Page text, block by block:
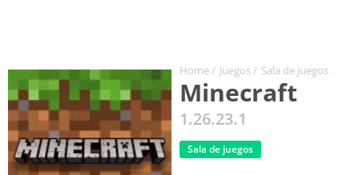
Home / Juegos / Sala de juegos
Minecraft
1.26.23.1
Sala de juegos